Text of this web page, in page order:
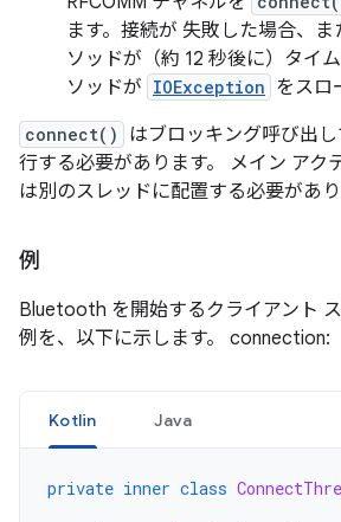
ます。接続が 失敗した場合、ま
ソッドが（約 12 秒後に）タイ
ソッドが IOException をスロ
connect()
はブロッキング呼び出
行する必要があります。 メイン アク
は別のスレッドに配置する必要があり
例
Bluetooth を開始するクライアント
例を、以下に示します。 connection:
Kotlin Java
private inner class